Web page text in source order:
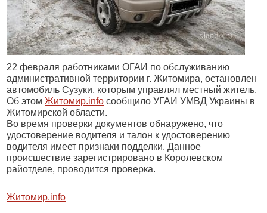
22 февраля работниками ОГАИ по обслуживанию
административной территории г. Житомира, остановлен
автомобиль Сузуки, которым управлял местный житель.
Об этомЖитомир.info сообщило УГАИ УМВД Украины в
Житомирской области.
Во время проверки документов обнаружено, что
удостоверение водителя и талон к удостоверению
водителя имеет признаки подделки. Данное
происшествие зарегистрировано в Королевском
райотделе, проводится проверка.
Житомир.info